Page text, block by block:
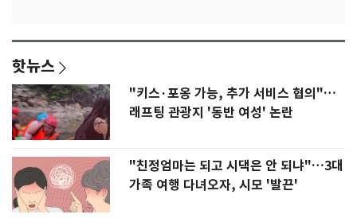
핫뉴스
"키스·포옹 가능, 추가 서비스 협의"…
래프팅 관광지 '동반 여성' 논란
"친정엄마는 되고 시댁은 안 되냐"…3대
가족 여행 다녀오자, 시모 '발끈'